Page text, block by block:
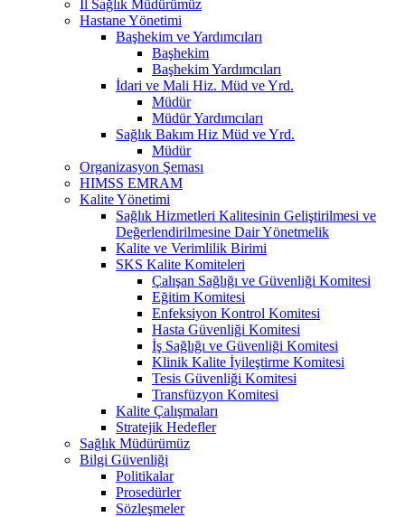
İl Sağlık Müdürümüz
Hastane Yönetimi
Başhekim ve Yardımcıları
Başhekim
Başhekim Yardımcıları
İdari ve Mali Hiz. Müd ve Yrd.
Müdür
Müdür Yardımcıları
Sağlık Bakım Hiz Müd ve Yrd.
Müdür
Organizasyon Şeması
HIMSS EMRAM
Kalite Yönetimi
Sağlık Hizmetleri Kalitesinin Geliştirilmesi ve
Değerlendirilmesine Dair Yönetmelik
Kalite ve Verimlilik Birimi
SKS Kalite Komiteleri
Çalışan Sağlığı ve Güvenliği Komitesi
Eğitim Komitesi
Enfeksiyon Kontrol Komitesi
Hasta Güvenliği Komitesi
İş Sağlığı ve Güvenliği Komitesi
Klinik Kalite İyileştirme Komitesi
Tesis Güvenliği Komitesi
Transfüzyon Komitesi
Kalite Çalışmaları
Stratejik Hedefler
Sağlık Müdürümüz
Bilgi Güvenliği
Politikalar
Prosedürler
Sözleşmeler